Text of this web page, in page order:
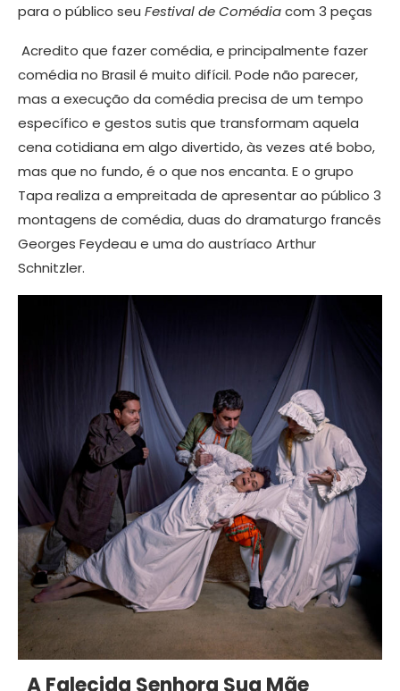
para o público seu Festival de Comédiacom 3 peças
Acredito que fazer comédia, e principalmente fazer
comédia no Brasil é muito difícil. Pode não parecer,
mas a execução da comédia precisa de um tempo
específico e gestos sutis que transformam aquela
cena cotidiana em algo divertido, às vezes até bobo,
mas que no fundo, é o que nos encanta. E o grupo
Tapa realiza a empreitada de apresentar ao público 3
montagens de comédia, duas do dramaturgo francês
Georges Feydeau e uma do austríaco Arthur
Schnitzler.
A Falecida Senhora Sua Mãe